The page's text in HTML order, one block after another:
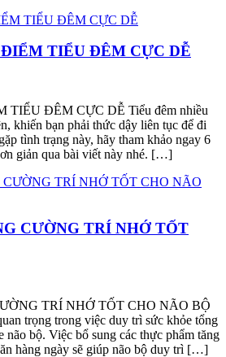
TIỂU ĐÊM CỰC DỄ
ĐÊM CỰC DỄ Tiểu đêm nhiều
khiến bạn phải thức dậy liên tục để đi
tình trạng này, hãy tham khảo ngay 6
giản qua bài viết này nhé. […]
CƯỜNG TRÍ NHỚ TỐT
TRÍ NHỚ TỐT CHO NÃO BỘ
trọng trong việc duy trì sức khỏe tổng
não bộ. Việc bổ sung các thực phẩm tăng
hàng ngày sẽ giúp não bộ duy trì […]